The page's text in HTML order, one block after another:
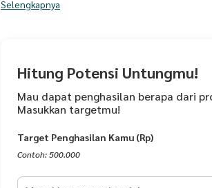
• Gratis Tas ransel cantik dan lucu sehingga
hijab
• Ornamen rempel kalung dan rempel bawah
mewah pada mukena LAVSHA SERIES ini
Spesifikasi :
Kain Atasan : Rayon Premium High Quality
1 Set Mukena+Bawahan+Tas Ransel
Selengkapnya
Hitung Potensi Untungmu!
Mau dapat penghasilan berapa dari
Masukkan targetmu!
Target Penghasilan Kamu (Rp)
Contoh: 500.000